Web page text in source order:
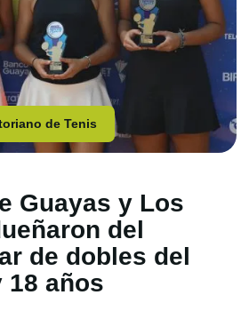
de Tenis
Guayas y Los
del
de dobles del
18 años